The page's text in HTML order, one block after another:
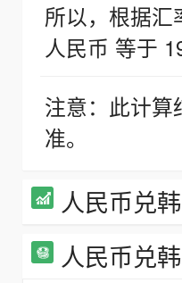
所以，根据汇
人民币 等于
注意：此计
准。
人民币兑
人民币兑